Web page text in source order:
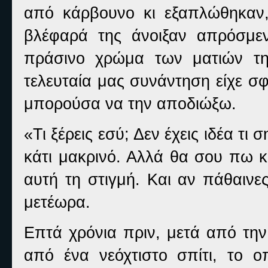
από κάρβουνο κι
βλέφαρά της άνοιξαν
πράσινο χρώμα των ματιών
τελευταία μας συνάντηση είχε
μπορούσα να την αποδιώξω.
«Τι ξέρεις εσύ; Δεν έχεις ιδέα τι
κάτι μακρινό. Αλλά θα σου πω
αυτή τη στιγμή. Και αν
μετέωρα.
Επτά χρόνια πριν, μετά από την
από ένα νεόχτιστο σπίτι, το